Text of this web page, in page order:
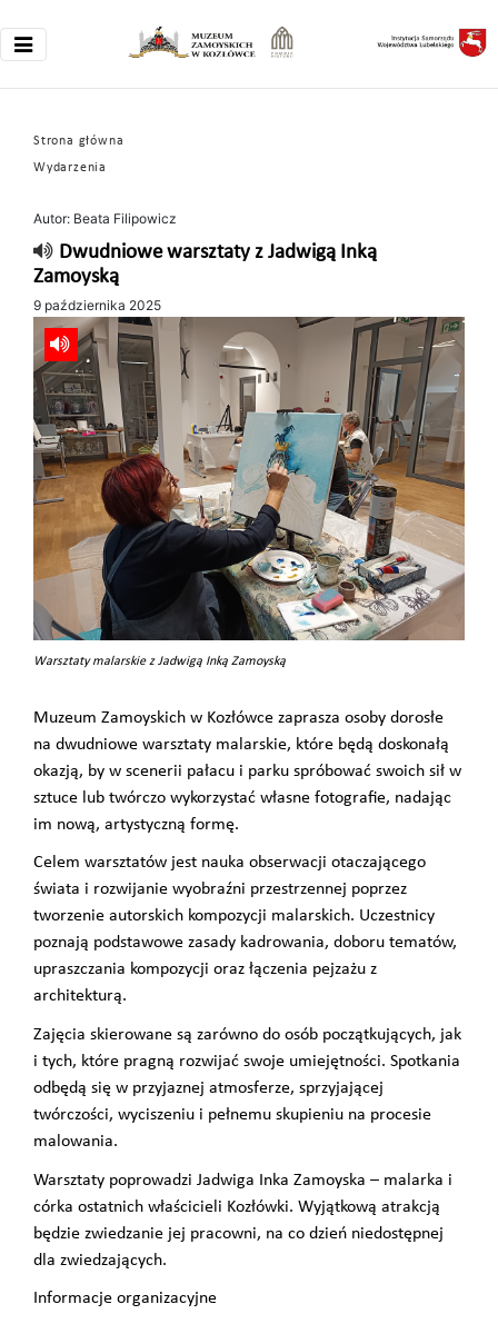
Strona główna
Wydarzenia
Autor: Beata Filipowicz
Dwudniowe warsztaty z Jadwigą Inką
Zamoyską
9 października 2025
Warsztaty malarskie z Jadwigą Inką Zamoyską
Muzeum Zamoyskich w Kozłówce zaprasza osoby dorosłe
na dwudniowe warsztaty malarskie, które będą doskonałą
okazją, by w scenerii pałacu i parku spróbować swoich sił w
sztuce lub twórczo wykorzystać własne fotografie, nadając
im nową, artystyczną formę.
Celem warsztatów jest nauka obserwacji otaczającego
świata i rozwijanie wyobraźni przestrzennej poprzez
tworzenie autorskich kompozycji malarskich. Uczestnicy
poznają podstawowe zasady kadrowania, doboru tematów,
upraszczania kompozycji oraz łączenia pejzażu z
architekturą.
Zajęcia skierowane są zarówno do osób początkujących, jak
i tych, które pragną rozwijać swoje umiejętności. Spotkania
odbędą się w przyjaznej atmosferze, sprzyjającej
twórczości, wyciszeniu i pełnemu skupieniu na procesie
malowania.
Warsztaty poprowadzi Jadwiga Inka Zamoyska – malarka i
córka ostatnich właścicieli Kozłówki. Wyjątkową atrakcją
będzie zwiedzanie jej pracowni, na co dzień niedostępnej
dla zwiedzających.
Informacje organizacyjne